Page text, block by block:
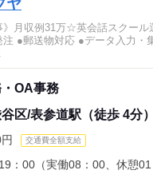
ヤ
》月収例31万☆英会話スクー
注 ●郵送物対応 ●データ入力・
OA事務
区/表参道駅（徒歩 4分）
交通費全額支給
：00（実働08：00、休憩01